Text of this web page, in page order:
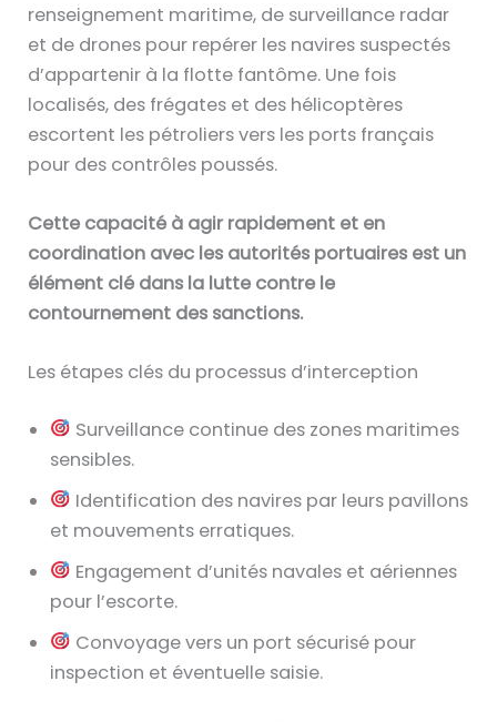
renseignement maritime, de surveillance radar
et de drones pour repérer les navires suspectés
d’appartenir à la flotte fantôme. Une fois
localisés, des frégates et des hélicoptères
escortent les pétroliers vers les ports français
pour des contrôles poussés.
Cette capacité à agir rapidement et en
coordination avec les autorités portuaires est un
élément clé dans la lutte contre le
contournement des sanctions.
Les étapes clés du processus d’interception
Surveillance continue des zones maritimes
sensibles.
Identification des navires par leurs pavillons
et mouvements erratiques.
Engagement d’unités navales et aériennes
pour l’escorte.
Convoyage vers un port sécurisé pour
inspection et éventuelle saisie.